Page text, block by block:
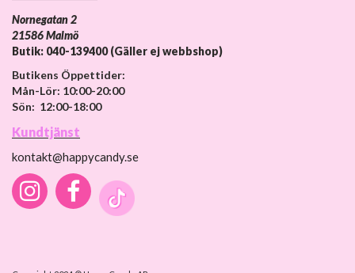
Nornegatan 2
21586 Malmö
Butik: 040-139400 (Gäller ej webbshop)
Butikens Öppettider:
Mån-Lör: 10:00-20:00
Sön: 12:00-18:00
Kundtjänst
kontakt@happycandy.se